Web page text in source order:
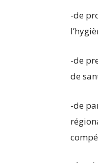
-de
-de
de
-de